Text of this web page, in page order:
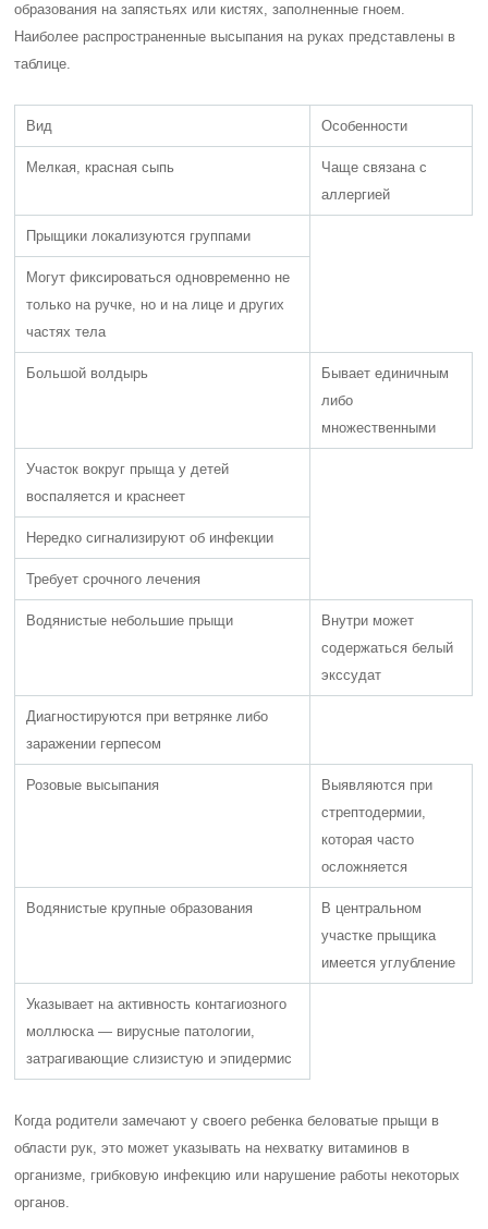
образования на запястьях или кистях, заполненные гноем.
Наиболее распространенные высыпания на руках представлены в
таблице.
Вид Особенности
Мелкая, красная сыпь
Чаще связана с
аллергией
Прыщики локализуются группами
Могут фиксироваться одновременно не
только на ручке, но и на лице и других
частях тела
Большой волдырь
Бывает единичным
либо
множественными
Участок вокруг прыща у детей
воспаляется и краснеет
Нередко сигнализируют об инфекции
Требует срочного лечения
Водянистые небольшие прыщи
Внутри может
содержаться белый
экссудат
Диагностируются при ветрянке либо
заражении герпесом
Розовые высыпания
Выявляются при
стрептодермии,
которая часто
осложняется
Водянистые крупные образования
В центральном
участке прыщика
имеется углубление
Указывает на активность контагиозного
моллюска — вирусные патологии,
затрагивающие слизистую и эпидермис
Когда родители замечают у своего ребенка беловатые прыщи в
области рук, это может указывать на нехватку витаминов в
организме, грибковую инфекцию или нарушение работы некоторых
органов.